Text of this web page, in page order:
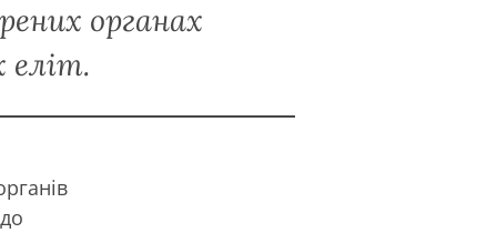
органах
еліт.